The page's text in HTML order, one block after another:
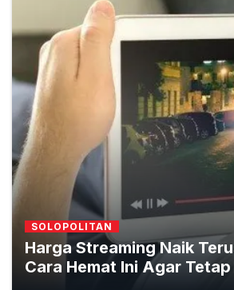
SOLOPOLITAN
Harga Streaming Naik
Cara Hemat Ini Agar